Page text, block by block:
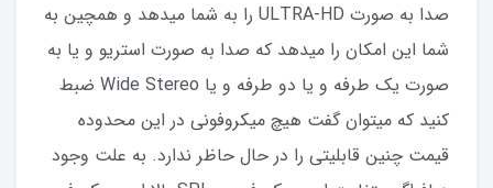
صدا به صورت ULTRA-HD را به شما میدهد و همچین به
شما این امکان را میدهد که صدا به صورت استریو و یا به
صورت یک طرفه و یا دو طرفه و یا Wide Stereo ضبط
کنید که میتوان گفت هیچ میکروفونی در این محدوده
قیمت چنین قابلیتی را در حال حاظر ندارد. به علت وجود